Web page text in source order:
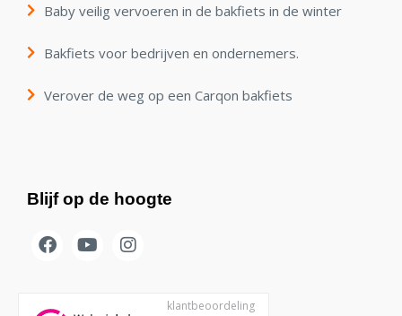
Baby veilig vervoeren in de bakfiets in de winter
Bakfiets voor bedrijven en ondernemers.
Verover de weg op een Carqon bakfiets
Blijf op de hoogte